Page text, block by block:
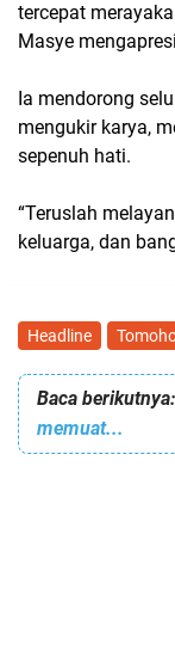
tercepat
Masye
Ia mendorong
mengukir karya,
sepenuh hati.
“Teruslah
keluarga, dan
Headline
Baca berikutnya:
memuat...